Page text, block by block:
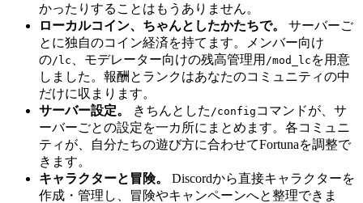
かったりすることはもうありません。
ローカルコイン、ちゃんとしたかたちで。
サーバーご
とに独自のコイン経済を持てます。メンバー向け
の/lc 、モデレーター向けの残高管理用 /mod_lc を用意
しました。報酬とランクはあなたのコミュニティの中
だけに収まります。
サーバー設定。
きちんとした /config コマンドが、サ
ーバーごとの設定を一カ所にまとめます。各コミュニ
ティが、自分たちの遊び方に合わせてFortunaを調整で
きます。
キャラクターと冒険。
Discordから直接キャラクターを
作成・管理し、冒険やキャンペーンへと整理できま